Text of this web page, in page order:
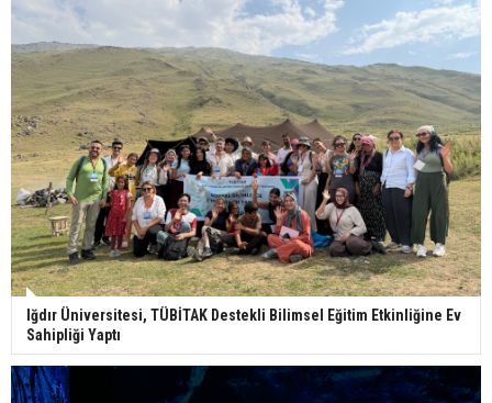
Iğdır Üniversitesi, TÜBİTAK Destekli Bilimsel Eğitim Etkinliğine Ev
Sahipliği Yaptı